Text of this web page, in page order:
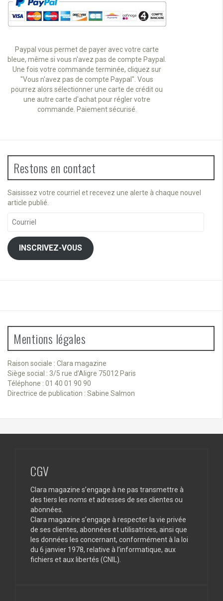
Paypal vous permet de payer avec votre carte
bleue, même si vous n'avez pas de compte Paypal.
Une fois votre commande terminée, cliquez sur
"Vous n'avez pas de compte Paypal". Vous
pourrez alors sélectionner une carte de crédit ou
une autre carte d'achat pour régler votre
commande. Paiement sécurisé.
Restons en contact
Saisissez votre courriel et recevez une alerte à chaque nouvel
article publié.
INSCRIVEZ-VOUS
Mentions légales
Raison sociale : Clara magazine
Siège social : 3/5 rue d’Aligre 75012 Paris
Téléphone : 01 40 01 90 90
Directrice de publication : Sabine Salmon
CGV
Clara magazine s’engage à ne pas transmettre à
des tiers les noms et adresses de ses clientes ou
abonnées.
Clara magazine s’engage à respecter la vie privée
de ses clientes, abonnées et utilisatrices, ainsi que
les données les concernant, conformément à la loi
du 6 janvier 1978, relative à l’informatique, aux
fichiers et aux libertés (CNIL).